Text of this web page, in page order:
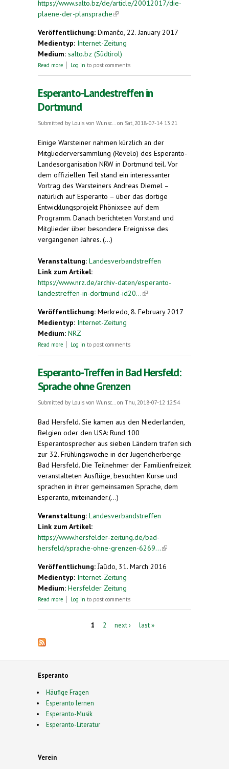
https://www.salto.bz/de/article/20012017/die-
plaene-der-plansprache(link is external)
Veröffentlichung: Dimanĉo, 22. January 2017
Medientyp: Internet-Zeitung
Medium: salto.bz (Südtirol)
Read more about Große und kleine Esperantopläne
Log in to post comments
Esperanto-Landestreffen in
Dortmund
Submitted by Louis von Wunsc... on Sat, 2018-07-14 13:21
Einige Warsteiner nahmen kürzlich an der
Mitgliederversammlung (Revelo) des Esperanto-
Landesorganisation NRW in Dortmund teil. Vor
dem offiziellen Teil stand ein interessanter
Vortrag des Warsteiners Andreas Diemel –
natürlich auf Esperanto – über das dortige
Entwicklungsprojekt Phönixsee auf dem
Programm. Danach berichteten Vorstand und
Mitglieder über besondere Ereignisse des
vergangenen Jahres. (...)
Veranstaltung: Landesverbandstreffen
Link zum Artikel:
https://www.nrz.de/archiv-daten/esperanto-
landestreffen-in-dortmund-id20...(link is external)
Veröffentlichung: Merkredo, 8. February 2017
Medientyp: Internet-Zeitung
Medium: NRZ
Read more about Esperanto-Landestreffen in Dortmund
Log in to post comments
Esperanto-Treffen in Bad Hersfeld:
Sprache ohne Grenzen
Submitted by Louis von Wunsc... on Thu, 2018-07-12 12:54
Bad Hersfeld. Sie kamen aus den Niederlanden,
Belgien oder den USA: Rund 100
Esperantosprecher aus sieben Ländern trafen sich
zur 32. Frühlingswoche in der Jugendherberge
Bad Hersfeld. Die Teilnehmer der Familienfreizeit
veranstalteten Ausflüge, besuchten Kurse und
sprachen in ihrer gemeinsamen Sprache, dem
Esperanto, miteinander.(...)
Veranstaltung: Landesverbandstreffen
Link zum Artikel:
https://www.hersfelder-zeitung.de/bad-
hersfeld/sprache-ohne-grenzen-6269...(link is
Veröffentlichung: Ĵaŭdo, 31. March 2016
Medientyp: Internet-Zeitung
Medium: Hersfelder Zeitung
Read more about Esperanto-Treffen in Bad Hersfeld: Sprache
Log in to post comments
1 2 next › last »
Esperanto
Häufige Fragen
Esperanto lernen
Esperanto-Musik
Esperanto-Literatur
Verein